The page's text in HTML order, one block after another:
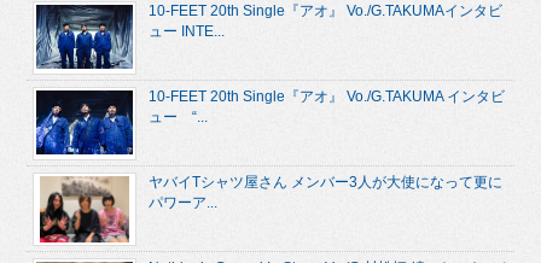
10-FEET 20th Single『アオ』 Vo./G.TAKUMAインタビ
ュー INTE...
10-FEET 20th Single『アオ』 Vo./G.TAKUMA インタビ
ュー “...
ヤバイTシャツ屋さん メンバー3人が大使になって更に
パワーア...